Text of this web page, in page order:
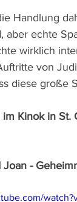
Handlung
aber echte
wirklich
von
diese große
im Kinok in
Joan -